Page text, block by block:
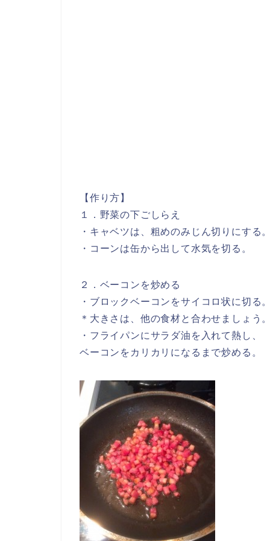
【作り方】
１．野菜の下ごしらえ
・キャベツは、粗めのみじん切りにする
・コーンは缶から出して水気を切る。
２．ベーコンを炒める
・ブロックベーコンをサイコロ状に切る
＊大きさは、他の食材と合わせましょう
・フライパンにサラダ油を入れて熱し、
ベーコンをカリカリになるまで炒める。